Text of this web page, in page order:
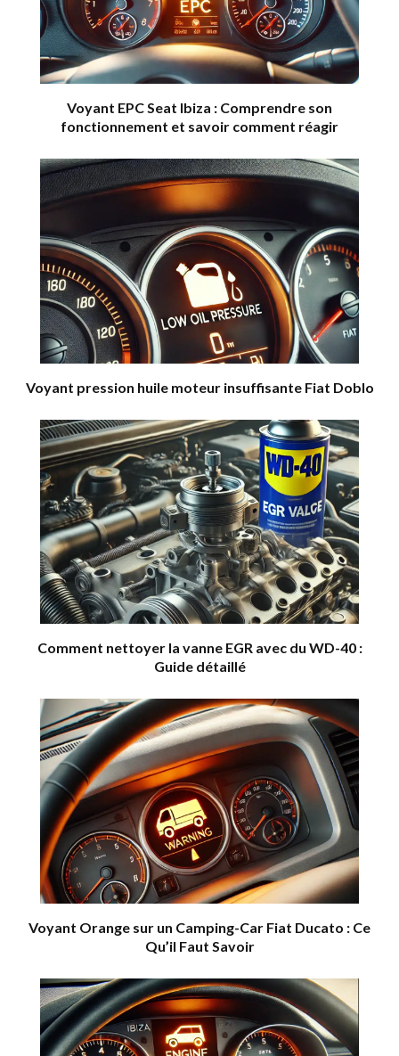
Voyant EPC Seat Ibiza : Comprendre son
fonctionnement et savoir comment réagir
Voyant pression huile moteur insuffisante Fiat Doblo
Comment nettoyer la vanne EGR avec du WD-40 :
Guide détaillé
Voyant Orange sur un Camping-Car Fiat Ducato : Ce
Qu’il Faut Savoir